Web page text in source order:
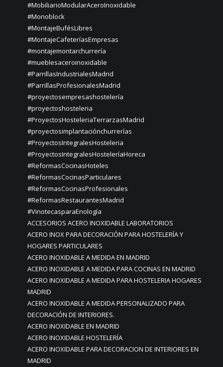
#MobiliarioModularAceroInoxidable
#Monoblock
#MontajeBufésLibres
#MontajeCafeteríasEmpresas
#montajemontarchurrería
#mueblesaceroinoxidable
#ParrillasIndustrialesMadrid
#ParrillasProfesionalesMadrid
#proyectosempresashostelería
#proyectoshosteleria
#ProyectosHosteleriaTerrarzasMadrid
#proyectosimplantaciónchurrerías
#ProyectosIntegralesHosteleria
#ProyectosIntegralesHosteleríaHoreca
#ReformasCocinasHoteles
#ReformasCocinasParticulares
#ReformasCocinasProfesionales
#ReformasRestaurantesMadrid
#VinotecasparaEnología
ACCESORIOS ACERO INOXIDABLE LABORATORIOS
ACERO INOX PARA DECORACIÓN PARA HOSTELERÍA Y
HOGARES PARTICULARES
ACERO INOXIDABLE A MEDIDA EN MADRID
ACERO INOXIDABLE A MEDIDA PARA COCINAS EN MADRID
ACERO INOXIDABLE A MEDIDA PARA HOSTELERIA HOGARES
MADRID
ACERO INOXIDABLE A MEDIDA PERSONALIZADO PARA
DECORACIÓN DE INTERIORES.
ACERO INOXIDABLE EN MADRID
ACERO INOXIDABLE HOSTELERÍA
ACERO INOXIDABLE PARA DECORACION DE INTERIORES EN
MADRID